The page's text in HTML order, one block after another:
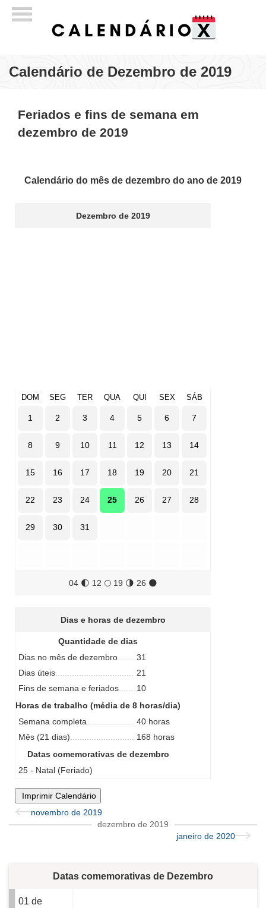
Calendário de Dezembro de 2019
Feriados e fins de semana em
dezembro de 2019
Calendário do mês de dezembro do ano de 2019
Dezembro de 2019
DOM SEG TER QUA QUI SEX SÁB
1 2 3 4 5 6 7
8 9 10 11 12 13 14
15 16 17 18 19 20 21
22 23 24 25 26 27 28
29 30 31
04 🌓 12 🌕19 🌗 26 🌑
Dias e horas de dezembro
Quantidade de dias
Dias no mês de dezembro
31
Dias úteis
21
Fins de semana e feriados
10
Horas de trabalho (média de 8 horas/dia)
Semana completa
40 horas
Mês (21 dias)
168 horas
Datas comemorativas de dezembro
25 - Natal (Feriado)
Imprimir Calendário
novembro de 2019
dezembro de 2019
janeiro de 2020
Datas comemorativas de Dezembro
01 de